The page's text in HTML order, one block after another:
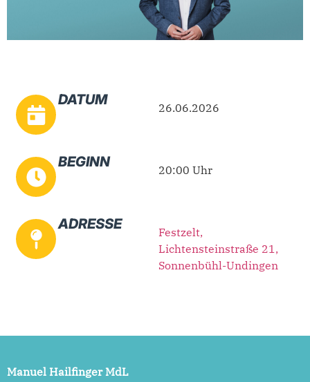
DATUM 26.06.2026
BEGINN 20:00 Uhr
ADRESSE
Festzelt,
Lichtensteinstraße 21,
Sonnenbühl-Undingen
Manuel Hailfinger MdL